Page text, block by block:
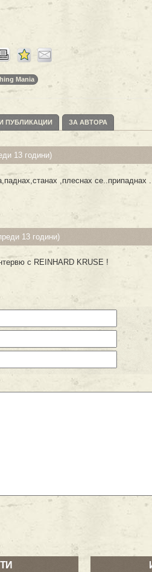
Mania
ПУБЛИКАЦИИ ЗА АВТОРА
13 години)
,плеснах
13 години)
с REINHARD KRUSE !